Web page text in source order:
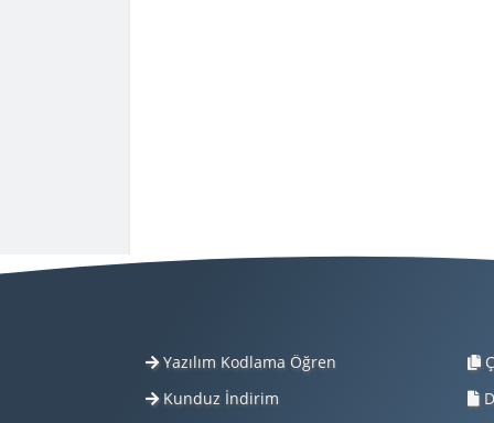
Yazılım Kodlama Öğren
Kunduz İndirim